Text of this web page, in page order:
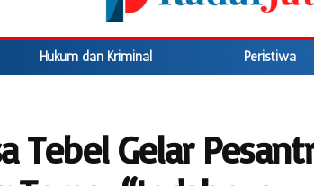
Hukum dan Kriminal Peristiwa
Tebel Gelar